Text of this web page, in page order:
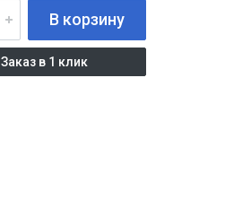
В корзину
Заказ в 1 клик